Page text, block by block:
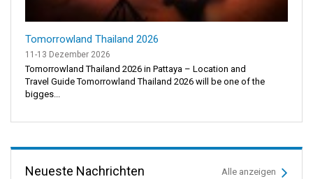
Tomorrowland Thailand 2026
11-13 Dezember 2026
Tomorrowland Thailand 2026 in Pattaya – Location and
Travel Guide Tomorrowland Thailand 2026 will be one of the
bigges...
Neueste Nachrichten Alle anzeigen